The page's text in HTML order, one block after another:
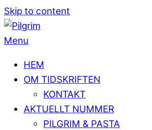
Skip to content
Menu
HEM
OM TIDSKRIFTEN
KONTAKT
AKTUELLT NUMMER
PILGRIM & PASTA